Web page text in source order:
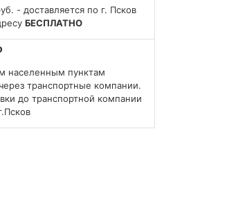
- доставляется по г. Псков
БЕСПЛАТНО
населенным пунктам
транспортные компании.
до транспортной компании